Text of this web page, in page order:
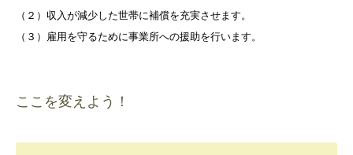
（２）収入が減少した世帯に補償を充実させます。
（３）雇用を守るために事業所への援助を行います。
ここを変えよう！